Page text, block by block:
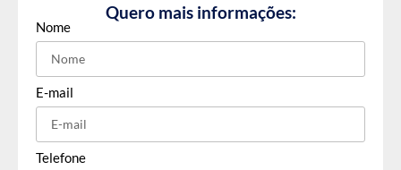
Quero mais informações:
Nome
E-mail
Telefone